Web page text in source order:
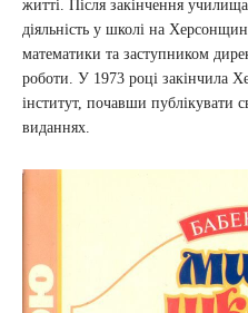
житті. Після закінчення
діяльність у школі на
математики та заступником
роботи. У 1973 році закінчила
інститут, почавши публікувати
виданнях.